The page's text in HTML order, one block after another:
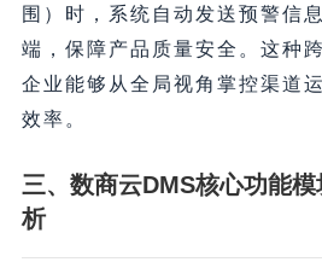
围）时，系统自动发送预警信
端，保障产品质量安全。这种
企业能够从全局视角掌控渠道
效率。
三、数商云DMS核心功能
析